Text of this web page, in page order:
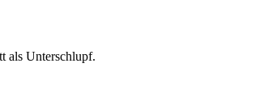
als Unterschlupf.